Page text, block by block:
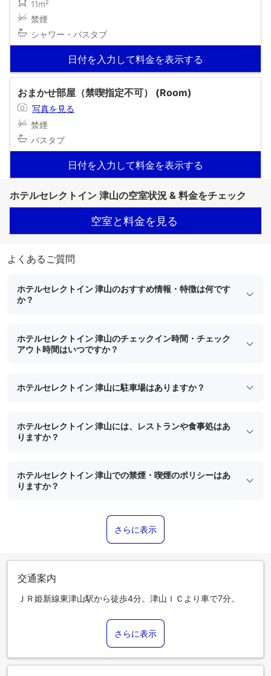
11m²
禁煙
シャワー・バスタブ
日付を入力して料金を表示する
おまかせ部屋（禁喫指定不可） (Room)
写真を見る
禁煙
バスタブ
日付を入力して料金を表示する
ホテルセレクトイン 津山の空室状況 & 料金をチェック
空室と料金を見る
よくあるご質問
ホテルセレクトイン 津山のおすすめ情報・特徴は何です
か？
ホテルセレクトイン 津山のチェックイン時間・チェック
アウト時間はいつですか？
ホテルセレクトイン 津山に駐車場はありますか？
ホテルセレクトイン 津山には、レストランや食事処はあ
りますか？
ホテルセレクトイン 津山での禁煙・喫煙のポリシーはあ
りますか？
さらに表示
交通案内
ＪＲ姫新線東津山駅から徒歩4分。津山ＩＣより車で7分。
さらに表示